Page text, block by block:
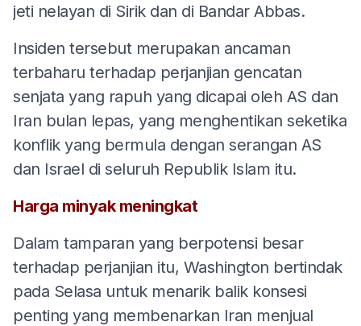
jeti nelayan di Sirik dan di Bandar Abbas.
Insiden tersebut merupakan ancaman
terbaharu terhadap perjanjian gencatan
senjata yang rapuh yang dicapai oleh AS dan
Iran bulan lepas, yang menghentikan seketika
konflik yang bermula dengan serangan AS
dan Israel di seluruh Republik Islam itu.
Harga minyak meningkat
Dalam tamparan yang berpotensi besar
terhadap perjanjian itu, Washington bertindak
pada Selasa untuk menarik balik konsesi
penting yang membenarkan Iran menjual